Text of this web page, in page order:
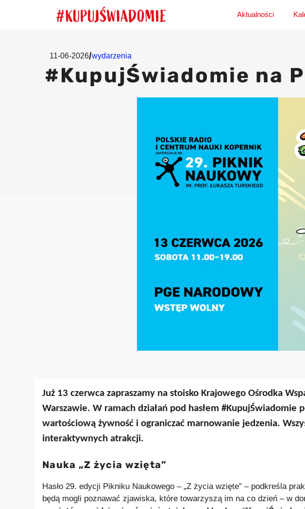
Aktualności
11-06-2026/wydarzenia
#KupujŚwiadomie na
Już 13 czerwca zapraszamy na stoisko Krajowego Ośrodka
Warszawie. W ramach działań pod hasłem
wartościową żywność i ograniczać marnowanie jedzenia.
interaktywnych atrakcji.
Nauka „Z życia wzięta”
Hasło 29. edycji Pikniku Naukowego – „Z życia wzięte” – podkreśla
będą mogli poznawać zjawiska, które towarzyszą im na co dzień – w